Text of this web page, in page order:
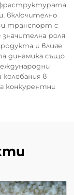
включително
и транспорт с
роля
и влияе
динамика също
в
конкурентни